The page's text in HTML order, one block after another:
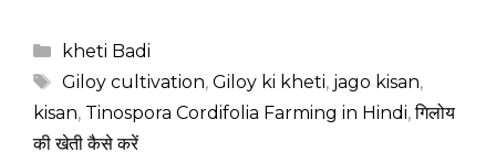
Categories
kheti Badi
Tags
Giloy cultivation, Giloy ki kheti, jago kisan,
kisan, Tinospora Cordifolia Farming in Hindi,गिलोय
की खेती कैसे करें